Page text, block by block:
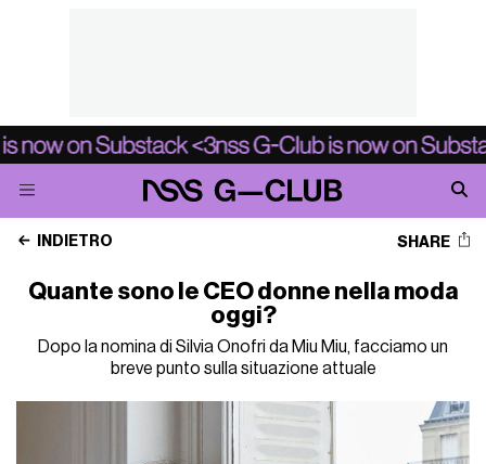
INDIETRO SHARE
Quante sono le CEO donne nella moda
oggi?
Dopo la nomina di Silvia Onofri da Miu Miu, facciamo un
breve punto sulla situazione attuale